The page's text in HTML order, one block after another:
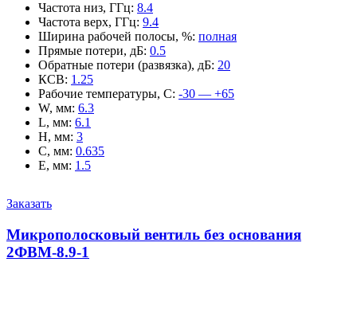
Частота низ, ГГц: 8.4
Частота верх, ГГц: 9.4
Ширина рабочей полосы, %: полная
Прямые потери, дБ: 0.5
Обратные потери (развязка), дБ: 20
КСВ: 1.25
Рабочие температуры, С: -30 — +65
W, мм: 6.3
L, мм: 6.1
H, мм: 3
C, мм: 0.635
E, мм: 1.5
Заказать
Микрополосковый вентиль без основания
2ФВМ-8.9-1